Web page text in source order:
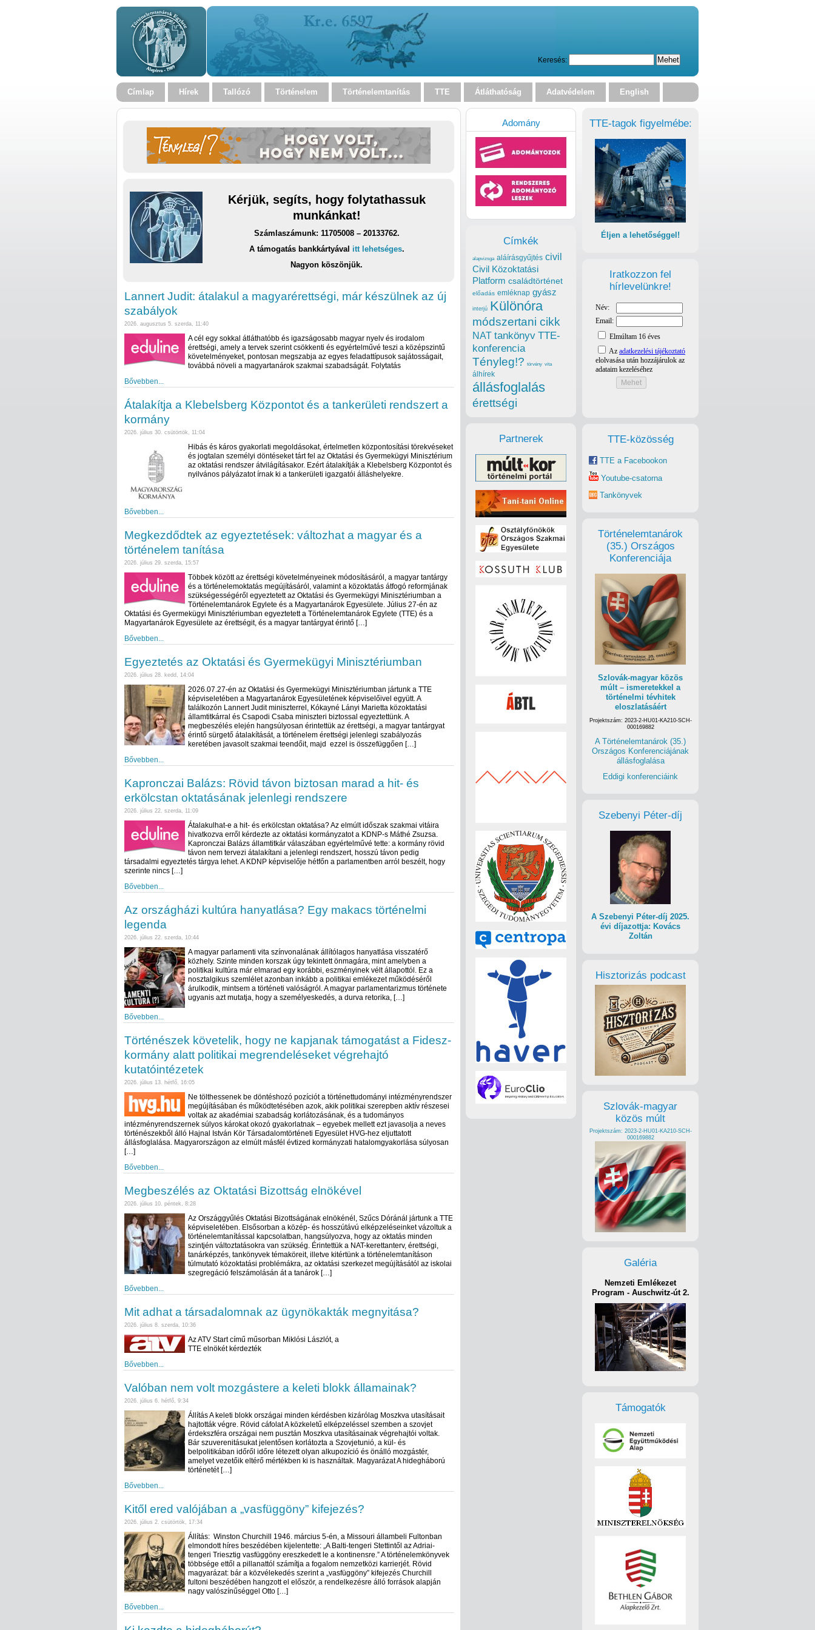
Keresés:
Címlap Hírek Tallózó Történelem Történelemtanítás TTE Átláthatóság Adatvédelem English
Kérjük, segíts, hogy folytathassuk
munkánkat!
Számlaszámunk: 11705008 – 20133762.
A támogatás bankkártyával itt lehetséges.
Nagyon köszönjük.
Lannert Judit: átalakul a magyarérettségi, már készülnek az új
szabályok
2026. augusztus 5. szerda, 11:40
A cél egy sokkal átláthatóbb és igazságosabb magyar nyelv és irodalom
érettségi, amely a tervek szerint csökkenti és egyértelművé teszi a középszintű
követelményeket, pontosan megszabja az egyes feladattípusok sajátosságait,
továbbá növeli a magyartanárok szakmai szabadságát. Folytatás
Bővebben...
Átalakítja a Klebelsberg Központot és a tankerületi rendszert a
kormány
2026. július 30. csütörtök, 11:04
Hibás és káros gyakorlati megoldásokat, értelmetlen központosítási törekvéseket
és jogtalan személyi döntéseket tárt fel az Oktatási és Gyermekügyi Minisztérium
az oktatási rendszer átvilágításakor. Ezért átalakítják a Klebelsberg Központot és
nyilvános pályázatot írnak ki a tankerületi igazgatói álláshelyekre.
Bővebben...
Megkezdődtek az egyeztetések: változhat a magyar és a
történelem tanítása
2026. július 29. szerda, 15:57
Többek között az érettségi követelményeinek módosításáról, a magyar tantárgy
és a történelemoktatás megújításáról, valamint a közoktatás átfogó reformjának
szükségességéről egyeztetett az Oktatási és Gyermekügyi Minisztériumban a
Történelemtanárok Egylete és a Magyartanárok Egyesülete. Július 27-én az
Oktatási és Gyermekügyi Minisztériumban egyeztetett a Történelemtanárok Egylete (TTE) és a
Magyartanárok Egyesülete az érettségit, és a magyar tantárgyat érintő […]
Bővebben...
Egyeztetés az Oktatási és Gyermekügyi Minisztériumban
2026. július 28. kedd, 14:04
2026.07.27-én az Oktatási és Gyermekügyi Minisztériumban jártunk a TTE
képviseletében a Magyartanárok Egyesületének képviselőivel együtt. A
találkozón Lannert Judit miniszterrel, Kókayné Lányi Marietta közoktatási
államtitkárral és Csapodi Csaba miniszteri biztossal egyeztettünk. A
megbeszélés elején hangsúlyosan érintettük az érettségi, a magyar tantárgyat
érintő sürgető átalakítását, a történelem érettségi jelenlegi szabályozás
keretében javasolt szakmai teendőit, majd ezzel is összefüggően […]
Bővebben...
Kapronczai Balázs: Rövid távon biztosan marad a hit- és
erkölcstan oktatásának jelenlegi rendszere
2026. július 22. szerda, 11:09
Átalakulhat-e a hit- és erkölcstan oktatása? Az elmúlt időszak szakmai vitáira
hivatkozva erről kérdezte az oktatási kormányzatot a KDNP-s Máthé Zsuzsa.
Kapronczai Balázs államtitkár válaszában egyértelművé tette: a kormány rövid
távon nem tervezi átalakítani a jelenlegi rendszert, hosszú távon pedig
társadalmi egyeztetés tárgya lehet. A KDNP képviselője hétfőn a parlamentben arról beszélt, hogy
szerinte nincs […]
Bővebben...
Az országházi kultúra hanyatlása? Egy makacs történelmi
legenda
2026. július 22. szerda, 10:44
A magyar parlamenti vita színvonalának állítólagos hanyatlása visszatérő
közhely. Szinte minden korszak úgy tekintett önmagára, mint amelyben a
politikai kultúra már elmarad egy korábbi, eszményinek vélt állapottól. Ez a
nosztalgikus szemlélet azonban inkább a politikai emlékezet működéséről
árulkodik, mintsem a történeti valóságról. A magyar parlamentarizmus története
ugyanis azt mutatja, hogy a személyeskedés, a durva retorika, […]
Bővebben...
Történészek követelik, hogy ne kapjanak támogatást a Fidesz-
kormány alatt politikai megrendeléseket végrehajtó
kutatóintézetek
2026. július 13. hétfő, 16:05
Ne tölthessenek be döntéshozó pozíciót a történettudományi intézményrendszer
megújításában és működtetésében azok, akik politikai szerepben aktív részesei
voltak az akadémiai szabadság korlátozásának, és a tudományos
intézményrendszernek súlyos károkat okozó gyakorlatnak – egyebek mellett ezt javasolja a neves
történészekből álló Hajnal István Kör Társadalomtörténeti Egyesület HVG-hez eljuttatott
állásfoglalása. Magyarországon az elmúlt másfél évtized kormányzati hatalomgyakorlása súlyosan
[…]
Bővebben...
Megbeszélés az Oktatási Bizottság elnökével
2026. július 10. péntek, 8:28
Az Országgyűlés Oktatási Bizottságának elnökénél, Szűcs Dóránál jártunk a TTE
képviseletében. Elsősorban a közép- és hosszútávú elképzeléseinket vázoltuk a
történelemtanítással kapcsolatban, hangsúlyozva, hogy az oktatás minden
szintjén változtatásokra van szükség. Érintettük a NAT-kerettanterv, érettségi,
tanárképzés, tankönyvek témaköreit, illetve kitértünk a történelemtanításon
túlmutató közoktatási problémákra, az oktatási szerkezet megújításától az iskolai
szegregáció felszámolásán át a tanárok […]
Bővebben...
Mit adhat a társadalomnak az ügynökakták megnyitása?
2026. július 8. szerda, 10:36
Az ATV Start című műsorban Miklósi Lászlót, a
TTE elnökét kérdezték
Bővebben...
Valóban nem volt mozgástere a keleti blokk államainak?
2026. július 6. hétfő, 9:34
Állítás A keleti blokk országai minden kérdésben kizárólag Moszkva utasításait
hajtották végre. Rövid cáfolat A közkeletű elképzeléssel szemben a szovjet
érdekszféra országai nem pusztán Moszkva utasításainak végrehajtói voltak.
Bár szuverenitásukat jelentősen korlátozta a Szovjetunió, a kül- és
belpolitikában időről időre létezett olyan alkupozíció és önálló mozgástér,
amelyet vezetőik eltérő mértékben ki is használtak. Magyarázat A hidegháború
történetét […]
Bővebben...
Kitől ered valójában a „vasfüggöny” kifejezés?
2026. július 2. csütörtök, 17:34
Állítás: Winston Churchill 1946. március 5-én, a Missouri állambeli Fultonban
elmondott híres beszédében kijelentette: „A Balti-tengeri Stettintől az Adriai-
tengeri Triesztig vasfüggöny ereszkedett le a kontinensre.” A történelemkönyvek
többsége ettől a pillanattól számítja a fogalom nemzetközi karrierjét. Rövid
magyarázat: bár a közvélekedés szerint a „vasfüggöny” kifejezés Churchill
fultoni beszédében hangzott el először, a rendelkezésre álló források alapján
nagy valószínűséggel Otto […]
Bővebben...
TTE-tagok figyelmébe:
Éljen a lehetőséggel!
Iratkozzon fel
hírlevelünkre!
TTE-közösség
TTE a Facebookon
Youtube-csatorna
Tankönyvek
Történelemtanárok
(35.) Országos
Konferenciája
Szlovák-magyar közös
múlt – ismeretekkel a
történelmi tévhitek
eloszlatásáért
Projektszám: 2023-2-HU01-KA210-SCH-
000169882
A Történelemtanárok (35.)
Országos Konferenciájának
állásfoglalása
Eddigi konferenciáink
Szebenyi Péter-díj
A Szebenyi Péter-díj 2025.
évi díjazottja: Kovács
Zoltán
Hisztorizás podcast
Szlovák-magyar
közös múlt
Projektszám: 2023-2-HU01-KA210-SCH-
000169882
Galéria
Nemzeti Emlékezet
Program - Auschwitz-út 2.
Támogatók
Adomány
Címkék
alapvizsga aláírásgyűjtés civil
Civil Közoktatási
Platform családtörténet
előadás emléknap gyász
interjú Különóra
módszertani cikk
NAT tankönyv TTE-
konferencia
Tényleg!? törvény vita
álhírek
állásfoglalás
érettségi
Partnerek